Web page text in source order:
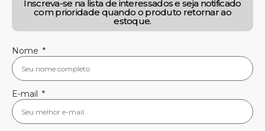
Inscreva-se na lista de interessados e seja notificado
com prioridade quando o produto retornar ao
estoque.
Nome
E-mail